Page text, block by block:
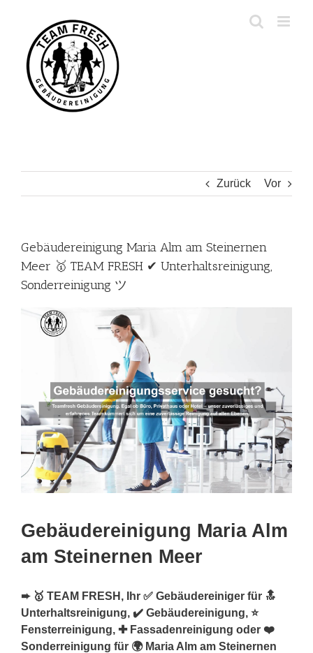
springen
Zurück Vor
Gebäudereinigung Maria Alm am Steinernen
Meer 🥇 TEAM FRESH ✔ Unterhaltsreinigung,
Sonderreinigung ツ
Gebäudereinigung Maria Alm
am Steinernen Meer
➨ 🥇 TEAM FRESH, Ihr ✅ Gebäudereiniger für 🔝
Unterhaltsreinigung, ✔️ Gebäudereinigung, ⭐
Fensterreinigung, ✚ Fassadenreinigung oder ❤️
Sonderreinigung für 🌍 Maria Alm am Steinernen